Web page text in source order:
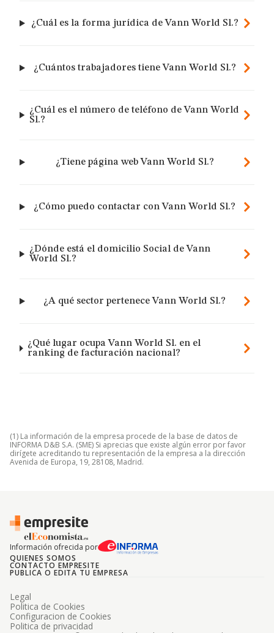
¿Cuál es la forma jurídica de Vann World Sl.?
¿Cuántos trabajadores tiene Vann World Sl.?
¿Cuál es el número de teléfono de Vann World
Sl.?
¿Tiene página web Vann World Sl.?
¿Cómo puedo contactar con Vann World Sl.?
¿Dónde está el domicilio Social de Vann
World Sl.?
¿A qué sector pertenece Vann World Sl.?
¿Qué lugar ocupa Vann World Sl. en el
ranking de facturación nacional?
(1) La información de la empresa procede de la base de datos de
INFORMA D&B S.A. (SME) Si aprecias que existe algún error por favor
dirígete acreditando tu representación de la empresa a la dirección
Avenida de Europa, 19, 28108, Madrid.
Información ofrecida por
QUIENES SOMOS
CONTACTO EMPRESITE
PUBLICA O EDITA TU EMPRESA
Legal
Politica de Cookies
Configuracion de Cookies
Politica de privacidad